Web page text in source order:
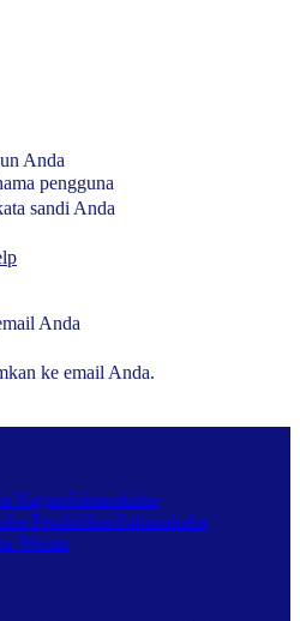
Anda
pengguna
sandi Anda
Anda
ke email Anda.
NagariSabanakaba
PendidikanSabanakaba
Wisata